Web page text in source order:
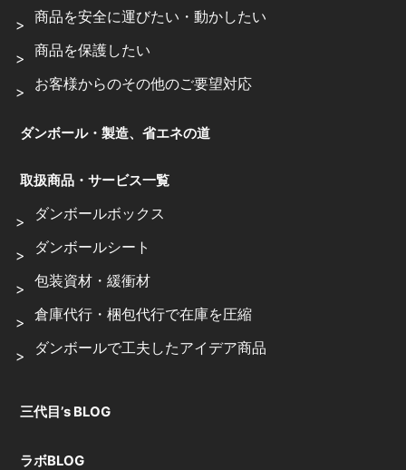
商品を安全に運びたい・動かしたい
商品を保護したい
お客様からのその他のご要望対応
ダンボール・製造、省エネの道
取扱商品・サービス一覧
ダンボールボックス
ダンボールシート
包装資材・緩衝材
倉庫代行・梱包代行で在庫を圧縮
ダンボールで工夫したアイデア商品
三代目’s BLOG
ラボBLOG